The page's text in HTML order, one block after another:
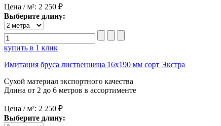
Цена / м²: 2 250 ₽
Выберите длину:
купить в 1 клик
Имитация бруса лиственница 16х190 мм сорт Экстра
Сухой материал экспортного качества
Длина от 2 до 6 метров в ассортименте
Цена / м²: 2 250 ₽
Выберите длину: